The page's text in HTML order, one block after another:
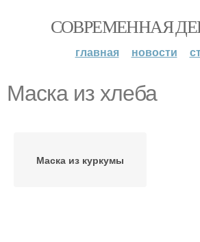
СОВРЕМЕННАЯ
главная новости
Маска из хлеба
Маска из куркумы